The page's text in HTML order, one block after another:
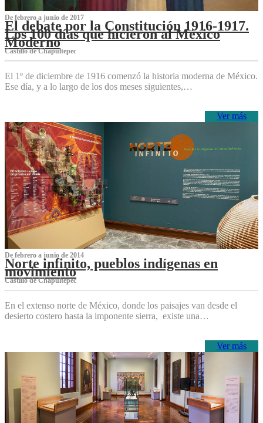
De febrero a junio de 2017
El debate por la Constitución 1916-1917.
Los 100 días que hicieron al México
Moderno
Castillo de Chapultepec
El 1º de diciembre de 1916 comenzó la historia moderna de México.
Ese día, y a lo largo de los dos meses siguientes,…
Ver más
De febrero a junio de 2014
Norte infinito, pueblos indígenas en
movimiento
Castillo de Chapultepec
En el extenso norte de México, donde los paisajes van desde el
desierto costero hasta la imponente sierra, existe una…
Ver más